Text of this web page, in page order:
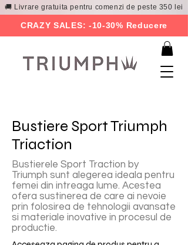
🚚 Livrare gratuita pentru comenzi de peste 350 lei
CRAZY SALES: -10-30% Reducere
Bustiere Sport Triumph
Triaction
Bustierele Sport Traction by
Triumph sunt alegerea ideala pentru
femei din intreaga lume. Acestea
ofera sustinerea de care ai nevoie
prin folosirea de tehnologii avansate
si materiale inovative in procesul de
productie.